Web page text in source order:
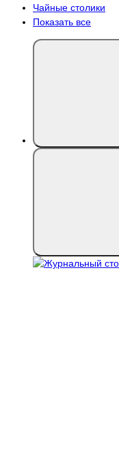
Чайные столики
Показать все